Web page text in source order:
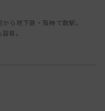
ら地下鉄・阪神で数駅。
易。